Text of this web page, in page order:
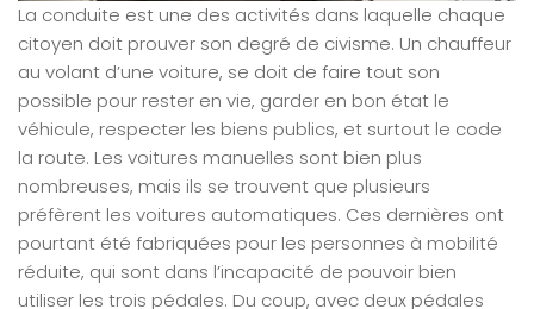
La conduite est une des activités dans laquelle chaque
citoyen doit prouver son degré de civisme. Un chauffeur
au volant d’une voiture, se doit de faire tout son
possible pour rester en vie, garder en bon état le
véhicule, respecter les biens publics, et surtout le code
la route. Les voitures manuelles sont bien plus
nombreuses, mais ils se trouvent que plusieurs
préfèrent les voitures automatiques. Ces dernières ont
pourtant été fabriquées pour les personnes à mobilité
réduite, qui sont dans l’incapacité de pouvoir bien
utiliser les trois pédales. Du coup, avec deux pédales